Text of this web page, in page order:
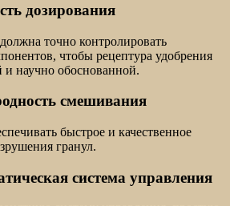
дозирования
точно контролировать
чтобы рецептура удобрения
и научно обоснованной.
смешивания
быстрое и качественное
гранул.
система управления